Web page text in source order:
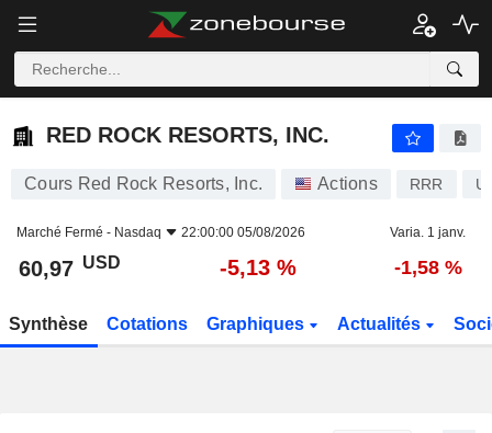
RED ROCK RESORTS, INC.
RED ROCK RESORTS, INC.
Cours Red Rock Resorts, Inc. Actions RRR
Marché Fermé - Nasdaq 22:00:00 05/08/2026 Varia. 1 janv.
60,97 USD -5,13 % -1,58 %
Synthèse Cotations Graphiques Actualités